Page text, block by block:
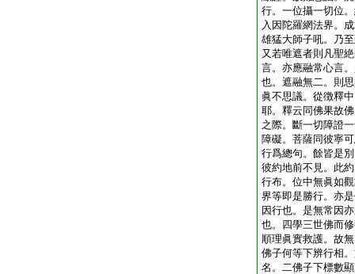
行。一位攝一切位
入因陀羅網法界。
雄猛大師子吼。乃
又若唯遮者則凡聖
言。亦應融常心言
也。遮融無二。則
眞不思議。從徴釋
耶。釋云同佛果故
之際。斷一切障證
障礙。菩薩同彼寧
行爲總句。餘皆是
彼約地前不見。此
行布。位中無眞如
界等即是勝行。亦
因行也。是無常因
也。四學三世佛而
順理眞實救護。故
佛子何等下辨行相
名。二佛子下標數